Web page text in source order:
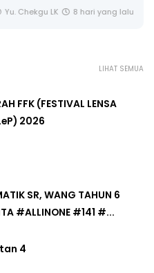
LIHAT SEMUA
FFK (FESTIVAL LENSA
2026
SR, WANG TAHUN 6
#ALLINONE #141 #...
4